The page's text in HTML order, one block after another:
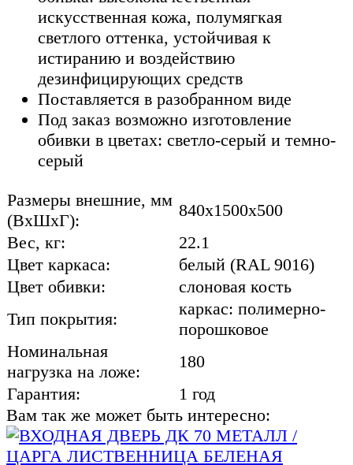
искусственная кожа, полумягкая
светлого оттенка, устойчивая к
истиранию и воздействию
дезинфицирующих средств
Поставляется в разобранном виде
Под заказ возможно изготовление
обивки в цветах: светло-серый и темно-
серый
Размеры внешние, мм
(ВхШхГ):
840x1500x500
Вес, кг:
22.1
Цвет каркаса:
белый (RAL 9016)
Цвет обивки:
слоновая кость
Тип покрытия:
каркас: полимерно-
порошковое
Номинальная
нагрузка на ложе:
180
Гарантия:
1 год
Вам так же может быть интересно: